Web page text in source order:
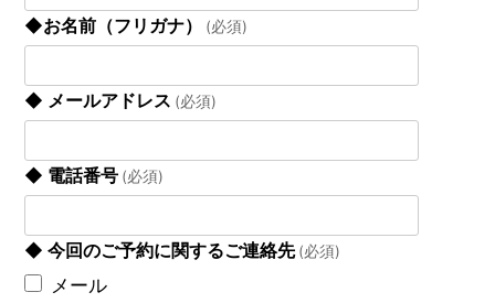
◆お名前（フリガナ） (必須)
◆ メールアドレス (必須)
◆ 電話番号 (必須)
◆ 今回のご予約に関するご連絡先 (必須)
メール